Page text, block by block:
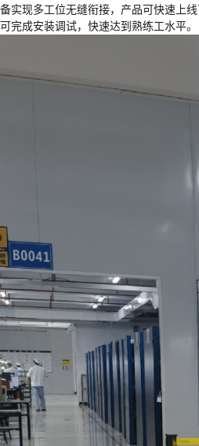
备实现多工位无缝衔接，产品可快速上
可完成安装调试，快速达到熟练工水平。